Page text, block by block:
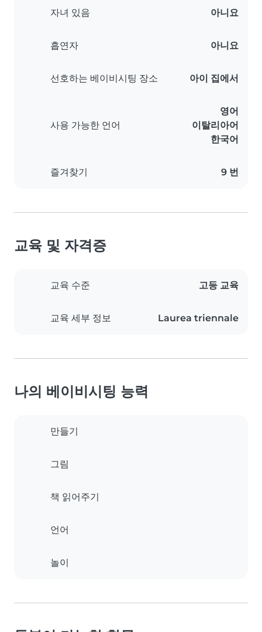
자녀 있음 아니요
흡연자 아니요
선호하는 베이비시팅 장소 아이 집에서
사용 가능한 언어
영어
이탈리아어
한국어
즐겨찾기 9 번
교육 및 자격증
교육 수준 고등 교육
교육 세부 정보 Laurea triennale
나의 베이비시팅 능력
만들기
그림
책 읽어주기
언어
놀이